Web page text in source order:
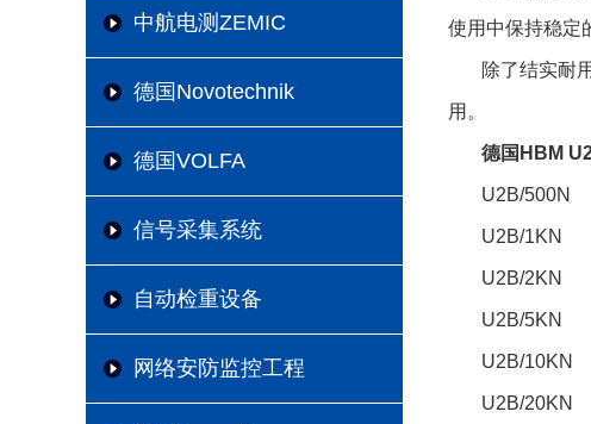
中航电测ZEMIC
德国Novotechnik
德国VOLFA
信号采集系统
自动检重设备
网络安防监控工程
使用中保持稳定
除了结实耐
用。
德国HBM
U2B/500N
U2B/1KN
U2B/2KN
U2B/5KN
U2B/10KN
U2B/20KN